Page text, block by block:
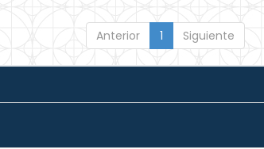
Anterior 1 Siguiente